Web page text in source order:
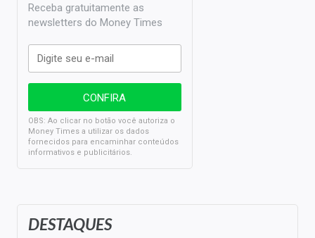
DESTAQUES
Receba gratuitamente as
newsletters do Money Times
OBS: Ao clicar no botão você autoriza o
Money Times a utilizar os dados
fornecidos para encaminhar conteúdos
informativos e publicitários.